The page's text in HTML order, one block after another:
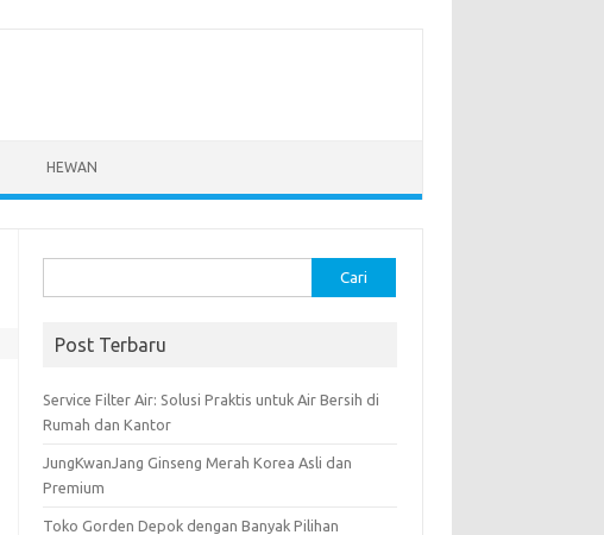
HEWAN
untuk:
Post Terbaru
Service Filter Air: Solusi Praktis untuk Air Bersih di
Rumah dan Kantor
JungKwanJang Ginseng Merah Korea Asli dan
Premium
Toko Gorden Depok dengan Banyak Pilihan